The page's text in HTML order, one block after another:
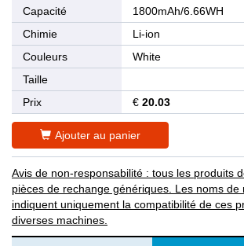
Capacité
1800mAh/6.66WH
Chimie
Li-ion
Couleurs
White
Taille
Prix
€ 20.03
Ajouter au panier
Avis de non-responsabilité : tous les produits
pièces de rechange génériques. Les noms de
indiquent uniquement la compatibilité de ces
diverses machines.